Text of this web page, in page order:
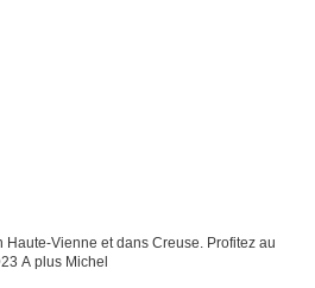
Vienne et dans Creuse. Profitez au
A plus Michel